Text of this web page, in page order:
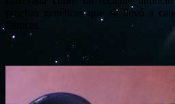
pruebas genéticas que se llevó a